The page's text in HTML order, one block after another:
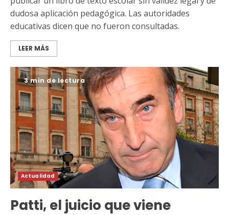
dudosa aplicación pedagógica. Las autoridades
educativas dicen que no fueron consultadas.
LEER MÁS
3 min de lectura
Actualidad
Patti, el juicio que viene